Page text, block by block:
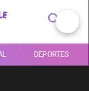
DEPORTES